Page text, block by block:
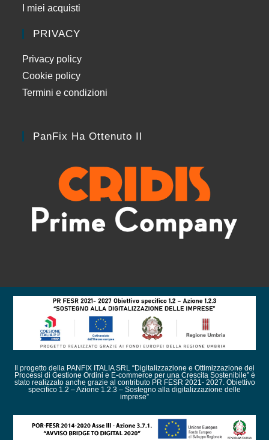
I miei acquisti
PRIVACY
Privacy policy
Cookie policy
Termini e condizioni
PanFix Ha Ottenuto Il
Il progetto della PANFIX ITALIA SRL “Digitalizzazione e Ottimizzazione dei
Processi di Gestione Ordini e E-commerce per una Crescita Sostenibile” è
stato realizzato anche grazie al contributo PR FESR 2021- 2027. Obiettivo
specifico 1.2 – Azione 1.2.3 – Sostegno alla digitalizzazione delle
imprese”